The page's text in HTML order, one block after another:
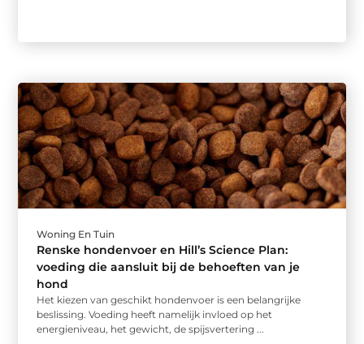
Woning En Tuin
Renske hondenvoer en Hill’s Science Plan:
voeding die aansluit bij de behoeften van je
hond
Het kiezen van geschikt hondenvoer is een belangrijke
beslissing. Voeding heeft namelijk invloed op het
energieniveau, het gewicht, de spijsvertering ...